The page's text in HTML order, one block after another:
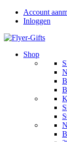
Account
Inloggen
Shop